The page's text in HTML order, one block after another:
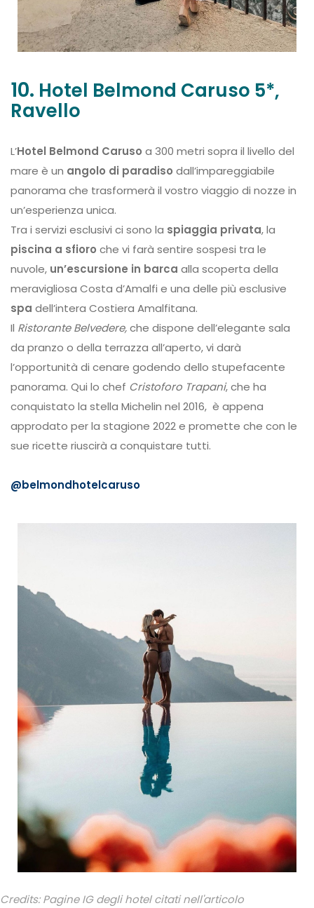
10. Hotel Belmond Caruso 5*,
Ravello
L’Hotel Belmond Caruso a 300 metri sopra il livello del
mare è un angolo di paradiso dall’impareggiabile
panorama che trasformerà il vostro viaggio di nozze in
un’esperienza unica.
Tra i servizi esclusivi ci sono la spiaggia privata, la
piscina a sfioro che vi farà sentire sospesi tra le
nuvole, un’escursione in barca alla scoperta della
meravigliosa Costa d’Amalfi e una delle più esclusive
spa dell’intera Costiera Amalfitana.
Il Ristorante Belvedere,che dispone dell’elegante sala
da pranzo o della terrazza all’aperto, vi darà
l’opportunità di cenare godendo dello stupefacente
panorama. Qui lo chef Cristoforo Trapani, che ha
conquistato la stella Michelin nel 2016, è appena
approdato per la stagione 2022 e promette che con le
sue ricette riuscirà a conquistare tutti.
@belmondhotelcaruso
Credits: Pagine IG degli hotel citati nell'articolo